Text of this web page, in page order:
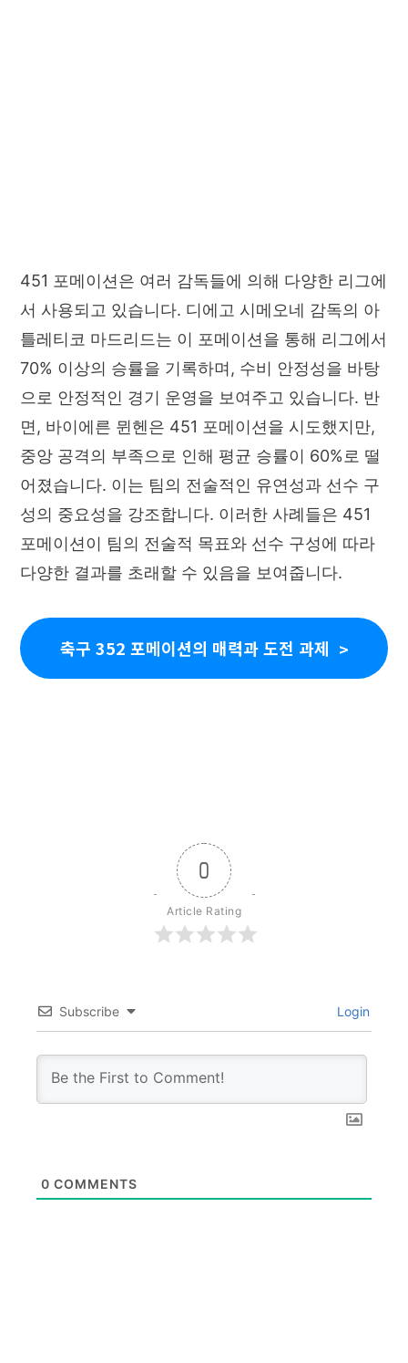
451 포메이션은 여러 감독들에 의해 다양한 리그에
서 사용되고 있습니다. 디에고 시메오네 감독의 아
틀레티코 마드리드는 이 포메이션을 통해 리그에서
70% 이상의 승률을 기록하며, 수비 안정성을 바탕
으로 안정적인 경기 운영을 보여주고 있습니다. 반
면, 바이에른 뮌헨은 451 포메이션을 시도했지만,
중앙 공격의 부족으로 인해 평균 승률이 60%로 떨
어졌습니다. 이는 팀의 전술적인 유연성과 선수 구
성의 중요성을 강조합니다. 이러한 사례들은 451
포메이션이 팀의 전술적 목표와 선수 구성에 따라
다양한 결과를 초래할 수 있음을 보여줍니다.
축구 352 포메이션의 매력과 도전 과제
0
Article Rating
Subscribe Login
0 COMMENTS